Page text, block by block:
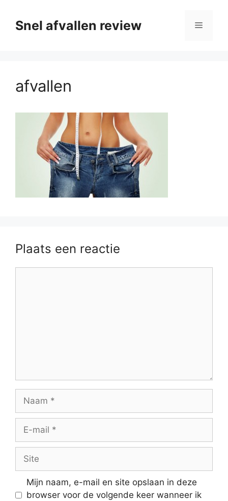
naarSnel afvallen review Menu
afvallen
Plaats een reactie
Naam
Site
Mijn naam, e-mail en site opslaan in deze
browser voor de volgende keer wanneer ik